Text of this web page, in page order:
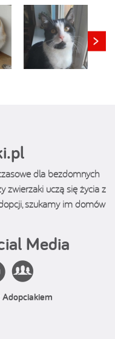
dla bezdomnych
zwierzaki uczą się życia z
szukamy im domów
Media